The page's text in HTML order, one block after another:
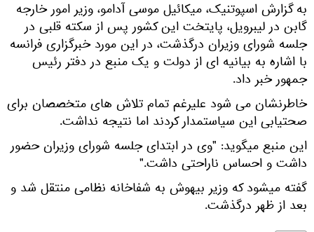
به گزارش اسپوتنیک، میکائیل موسی آدامو، وزیر امور خارجه
گابن در لیبرویل، پایتخت این کشور پس از سکته قلبی در
جلسه شورای وزیران درگذشت، در این مورد خبرگزاری فرانسه
با اشاره به بیانیه ای از دولت و یک منبع در دفتر رئیس
جمهور خبر داد.
خاطرنشان می شود علیرغم تمام تلاش های متخصصان برای
صحتیابی این سیاستمدار کردند اما نتیجه نداشت.
این منبع میگوید: "وی در ابتدای جلسه شورای وزیران حضور
داشت و احساس ناراحتی داشت."
گفته میشود که وزیر بیهوش به شفاخانه نظامی منتقل شد و
بعد از ظهر درگذشت.